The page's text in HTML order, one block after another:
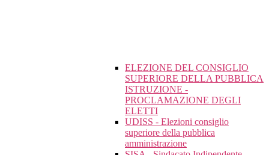
ELEZIONE DEL CONSIGLIO
SUPERIORE DELLA PUBBLICA
ISTRUZIONE -
PROCLAMAZIONE DEGLI
ELETTI
UDISS - Elezioni consiglio
superiore della pubblica
amministrazione